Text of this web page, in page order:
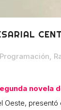
Programación
Oeste,